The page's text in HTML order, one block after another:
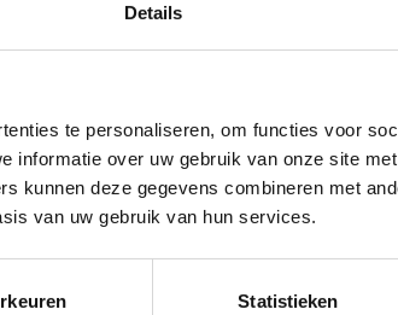
Details
te personaliseren, om functies voor
informatie over uw gebruik van onze site
kunnen deze gegevens combineren met
van uw gebruik van hun services.
Statistieken
Meldt u aan voor onze nieuwsbrief